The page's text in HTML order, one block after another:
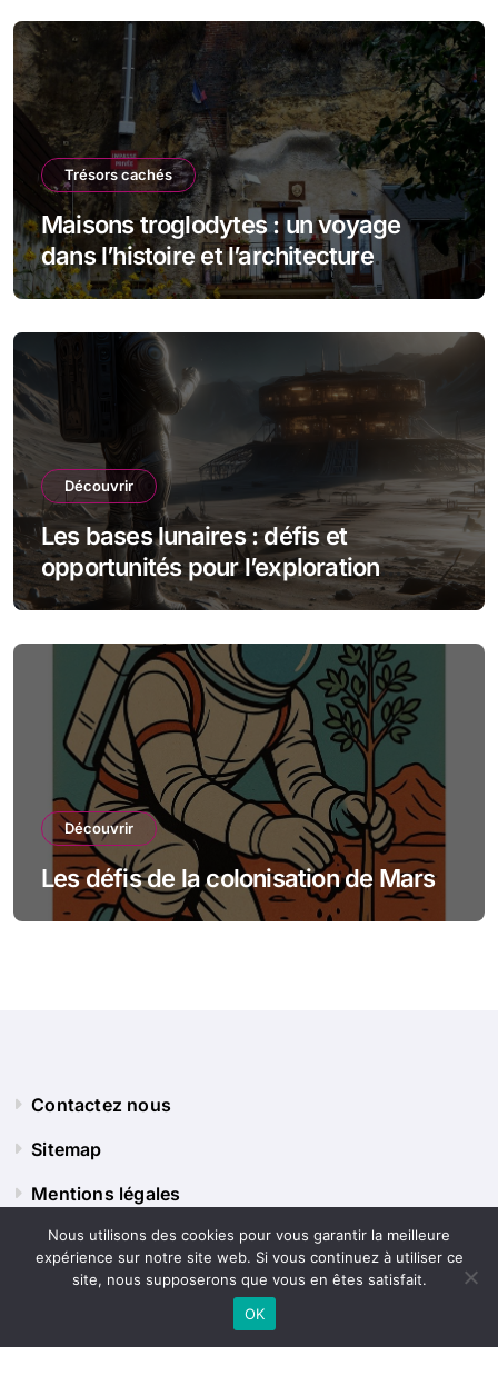
Trésors cachés
Maisons troglodytes : un voyage
dans l’histoire et l’architecture
souterraine
Découvrir
Les bases lunaires : défis et
opportunités pour l’exploration
spatiale
Découvrir
Les défis de la colonisation de Mars
Contactez nous
Sitemap
Mentions légales
Panorama Terre
Nous utilisons des cookies pour vous garantir la meilleure
expérience sur notre site web. Si vous continuez à utiliser ce
site, nous supposerons que vous en êtes satisfait.
OK